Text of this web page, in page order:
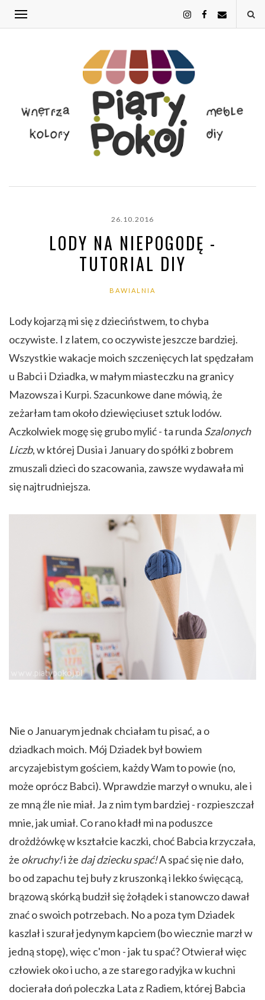
26.10.2016
LODY NA NIEPOGODĘ -
TUTORIAL DIY
BAWIALNIA
Lody kojarzą mi się z dzieciństwem, to chyba
oczywiste. I z latem, co oczywiste jeszcze bardziej.
Wszystkie wakacje moich szczenięcych lat spędzałam
u Babci i Dziadka, w małym miasteczku na granicy
Mazowsza i Kurpi. Szacunkowe dane mówią, że
zeżarłam tam około dziewięciuset sztuk lodów.
Aczkolwiek mogę się grubo mylić - ta runda Szalonych
Liczb, w której Dusia i January do spółki z bobrem
zmuszali dzieci do szacowania, zawsze wydawała mi
się najtrudniejsza.
Nie o Januarym jednak chciałam tu pisać, a o
dziadkach moich. Mój Dziadek był bowiem
arcyzajebistym gościem, każdy Wam to powie (no,
może oprócz Babci). Wprawdzie marzył o wnuku, ale i
ze mną źle nie miał. Ja z nim tym bardziej - rozpieszczał
mnie, jak umiał. Co rano kładł mi na poduszce
drożdżówkę w kształcie kaczki, choć Babcia krzyczała,
że okruchy!i że daj dziecku spać!A spać się nie dało,
bo od zapachu tej buły z kruszonką i lekko święcącą,
brązową skórką budził się żołądek i stanowczo dawał
znać o swoich potrzebach. No a poza tym Dziadek
kaszlał i szurał jedynym kapciem (bo wiecznie marzł w
jedną stopę), więc c'mon - jak tu spać? Otwierał więc
człowiek oko i ucho, a ze starego radyjka w kuchni
docierała doń poleczka Lata z Radiem, której Babcia